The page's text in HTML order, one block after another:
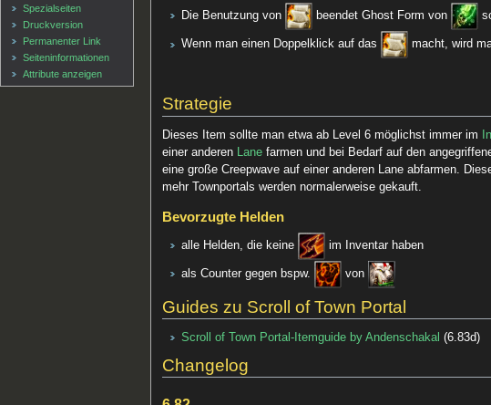
Die Benutzung von
beendet Ghost Form von
Wenn man einen Doppelklick auf das macht, wird
Strategie
Dieses Item sollte man etwa ab Level 6 möglichst immer im
einer anderen Lane farmen und bei Bedarf auf den
eine große Creepwave auf einer anderen Lane abfarmen.
mehr Townportals werden normalerweise gekauft.
Bevorzugte Helden
alle Helden, die keine im Inventar haben
als Counter gegen bspw. von
Guides zu Scroll of Town Portal
Scroll of Town Portal-Itemguide by Andenschakal (6.83d)
Changelog
Spezialseiten
Druckversion
Permanenter Link
Seiten­informationen
Attribute anzeigen